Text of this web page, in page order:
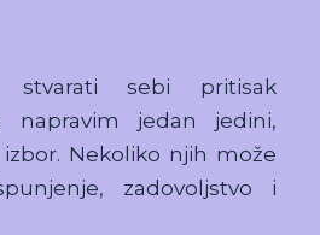
stvarati sebi pritisak
napravim jedan jedini,
Nekoliko njih može
zadovoljstvo i